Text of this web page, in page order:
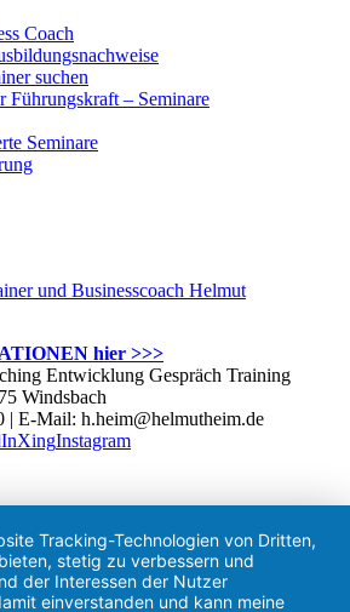
Coach
suchen
Führungskraft – Seminare
Seminare
hier >>>
Entwicklung Gespräch Training
Windsbach
| E-Mail: h.heim@helmutheim.de
XingInstagram
Tracking-Technologien von Dritten,
stetig zu verbessern und
der Interessen der Nutzer
einverstanden und kann meine